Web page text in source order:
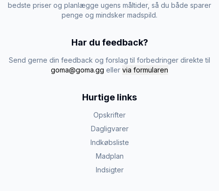
bedste priser og planlægge ugens måltider, så du både sparer
penge og mindsker madspild.
Har du feedback?
Send gerne din feedback og forslag til forbedringer direkte til
goma@goma.gg eller via formularen
Hurtige links
Opskrifter
Dagligvarer
Indkøbsliste
Madplan
Indsigter